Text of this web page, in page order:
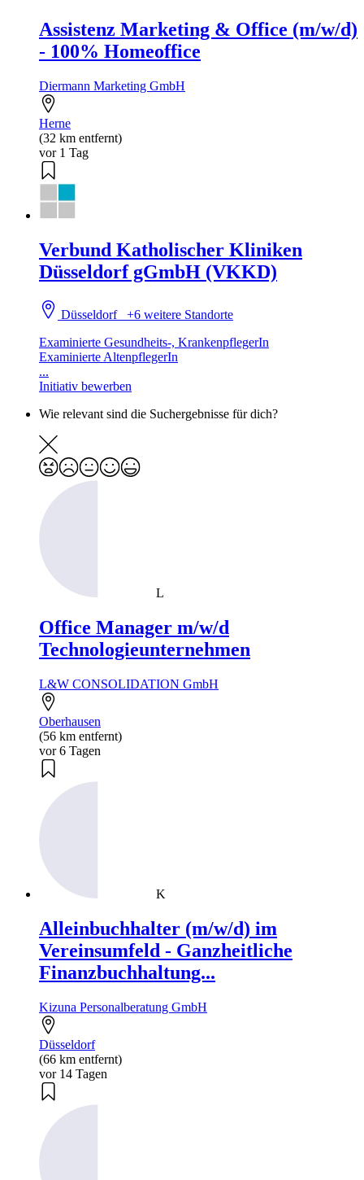
Assistenz Marketing & Office (m/w/d)
- 100% Homeoffice
Diermann Marketing GmbH
Herne
(32 km entfernt)
vor 1 Tag
Verbund Katholischer Kliniken
Düsseldorf gGmbH (VKKD)
Düsseldorf+6 weitere Standorte
Examinierte Gesundheits-, KrankenpflegerIn
Examinierte AltenpflegerIn
...
Initiativ bewerben
Wie relevant sind die Suchergebnisse für dich?
L
Office Manager m/w/d
Technologieunternehmen
L&W CONSOLIDATION GmbH
Oberhausen
(56 km entfernt)
vor 6 Tagen
K
Alleinbuchhalter (m/w/d) im
Vereinsumfeld - Ganzheitliche
Finanzbuchhaltung...
Kizuna Personalberatung GmbH
Düsseldorf
(66 km entfernt)
vor 14 Tagen